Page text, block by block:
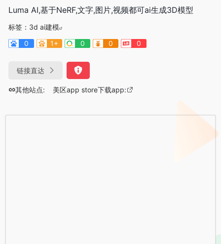
Luma AI,基于NeRF,文字,图片,视频都可ai生成3D模型
标签： 3d ai建模
0
1+ 0 0 0
链接直达
其他站点: 美区app store下载app: